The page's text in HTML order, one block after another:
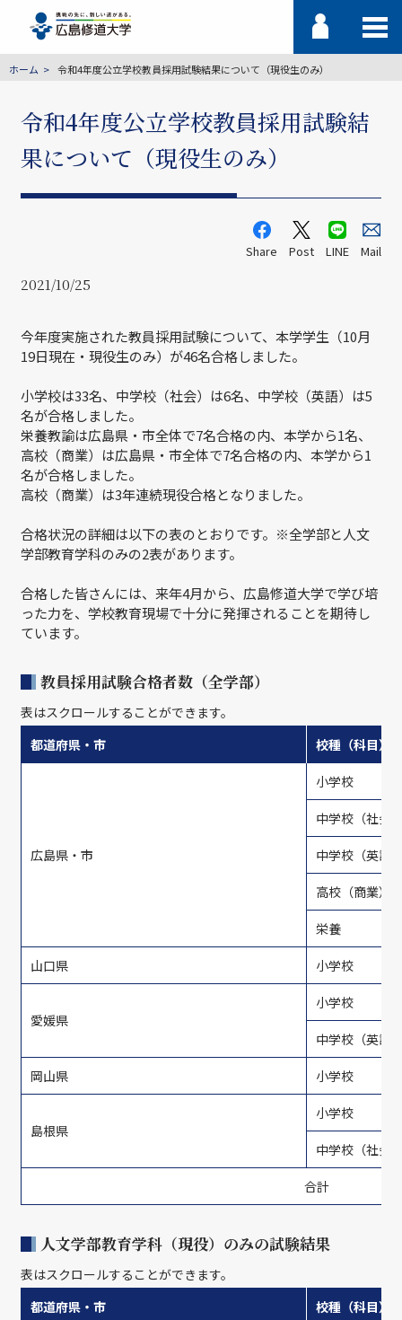
ホーム 令和4年度公立学校教員採用試験結果について（現役生のみ）
令和4年度公立学校教員採用試験結
果について（現役生のみ）
Share Post LINE Mail
2021/10/25
今年度実施された教員採用試験について、本学学生（10月
19日現在・現役生のみ）が46名合格しました。
小学校は33名、中学校（社会）は6名、中学校（英語）は5
名が合格しました。
栄養教諭は広島県・市全体で7名合格の内、本学から1名、
高校（商業）は広島県・市全体で7名合格の内、本学から1
名が合格しました。
高校（商業）は3年連続現役合格となりました。
合格状況の詳細は以下の表のとおりです。※全学部と人文
学部教育学科のみの2表があります。
合格した皆さんには、来年4月から、広島修道大学で学び培
った力を、学校教育現場で十分に発揮されることを期待し
ています。
教員採用試験合格者数（全学部）
表はスクロールすることができます。
都道府県・市
校種（科目）
広島県・市
小学校
中学校（社会
中学校（英語
高校（商業）
栄養
山口県 小学校
愛媛県
小学校
中学校（英語
岡山県 小学校
島根県
小学校
中学校（社会
合計
人文学部教育学科（現役）のみの試験結果
表はスクロールすることができます。
都道府県・市
校種（科目）